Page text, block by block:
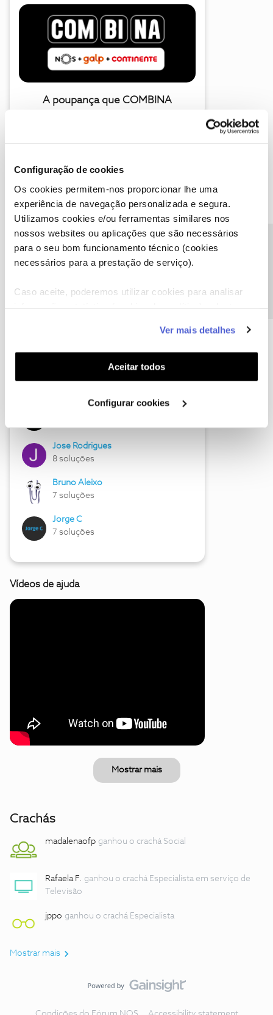
Configuração de cookies
Os cookies permitem-nos proporcionar lhe uma
experiência de navegação personalizada e segura.
Utilizamos cookies e/ou ferramentas similares nos
nossos websites ou aplicações que são necessários
para o seu bom funcionamento técnico (cookies
necessários para a prestação de serviço).
Caso aceite, poderemos utilizar cookies para analisar
funcionalidades (cookies de personalização e
funcionalidade) e adaptar anúncios aos seus interesses
(cookies de publicidade personalizada). Pode gerir a
utilização dos cookies clicando em "Configurar
Ver mais detalhes
Aceitar todos
Configurar cookies
A poupança que COMBINA
Descubra as novidades de junho
Hall of Fame de junho
Jose Rodrigues
8 soluções
Bruno Aleixo
7 soluções
Jorge C
7 soluções
Vídeos de ajuda
Mostrar mais
Crachás
madalenaofp ganhou o crachá Social
Rafaela F. ganhou o crachá Especialista em serviço de
Televisão
jppo ganhou o crachá Especialista
Mostrar mais